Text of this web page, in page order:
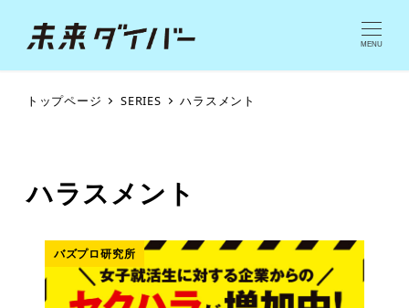
MENU
トップページ SERIES ハラスメント
ハラスメント
バズプロ研究所